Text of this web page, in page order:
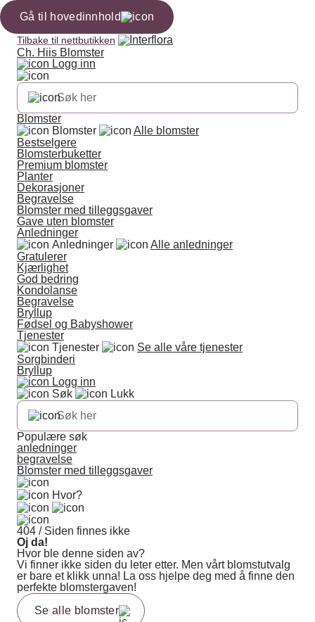
Gå til hovedinnhold
Tilbake til nettbutikken
Ch. Hiis Blomster
Logg inn
Blomster
Blomster
Alle blomster
Bestselgere
Blomsterbuketter
Premium blomster
Planter
Dekorasjoner
Begravelse
Blomster med tilleggsgaver
Gave uten blomster
Anledninger
Anledninger
Alle anledninger
Gratulerer
Kjærlighet
God bedring
Kondolanse
Begravelse
Bryllup
Fødsel og Babyshower
Tjenester
Tjenester
Se alle våre tjenester
Sorgbinderi
Bryllup
Logg inn
Søk
Lukk
Populære søk
anledninger
begravelse
Blomster med tilleggsgaver
Hvor?
404 / Siden finnes ikke
Oj da!
Hvor ble denne siden av?
Vi finner ikke siden du leter etter. Men vårt blomstutvalg
er bare et klikk unna! La oss hjelpe deg med å finne den
perfekte blomstergaven!
Se alle blomster